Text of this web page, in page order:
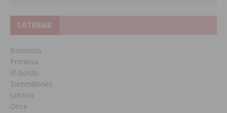
LOTERIAS
Bonoloto
Primitiva
El Gordo
Euromillones
Loteria
Once